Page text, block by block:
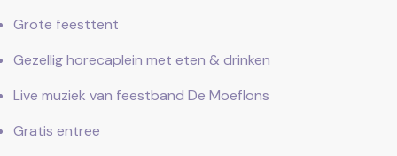
Grote feesttent
Gezellig horecaplein met eten & drinken
Live muziek van feestband De Moeflons
Gratis entree